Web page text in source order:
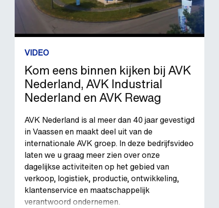
VIDEO
Kom eens binnen kijken bij AVK
Nederland, AVK Industrial
Nederland en AVK Rewag
AVK Nederland is al meer dan 40 jaar gevestigd
in Vaassen en maakt deel uit van de
internationale AVK groep. In deze bedrijfsvideo
laten we u graag meer zien over onze
dagelijkse activiteiten op het gebied van
verkoop, logistiek, productie, ontwikkeling,
klantenservice en maatschappelijk
verantwoord ondernemen.